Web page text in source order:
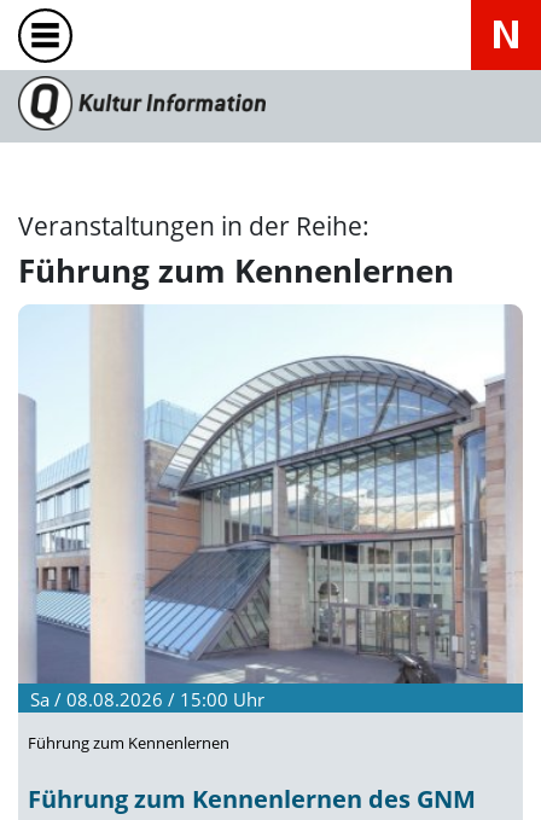
Veranstaltungen in der Reihe:
Führung zum Kennenlernen
Sa / 08.08.2026 / 15:00 Uhr
Führung zum Kennenlernen
Führung zum Kennenlernen des GNM